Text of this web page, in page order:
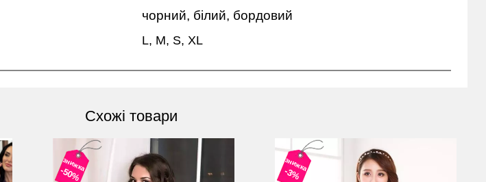
чорний, білий, бордовий
L, M, S, XL
Схожі товари
знижка
-50%
знижка
-3%